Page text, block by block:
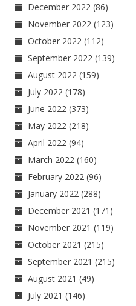
December 2022 (86)
November 2022 (123)
October 2022 (112)
September 2022 (139)
August 2022 (159)
July 2022 (178)
June 2022 (373)
May 2022 (218)
April 2022 (94)
March 2022 (160)
February 2022 (96)
January 2022 (288)
December 2021 (171)
November 2021 (119)
October 2021 (215)
September 2021 (215)
August 2021 (49)
July 2021 (146)